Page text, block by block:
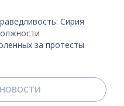
Сирия
за протесты